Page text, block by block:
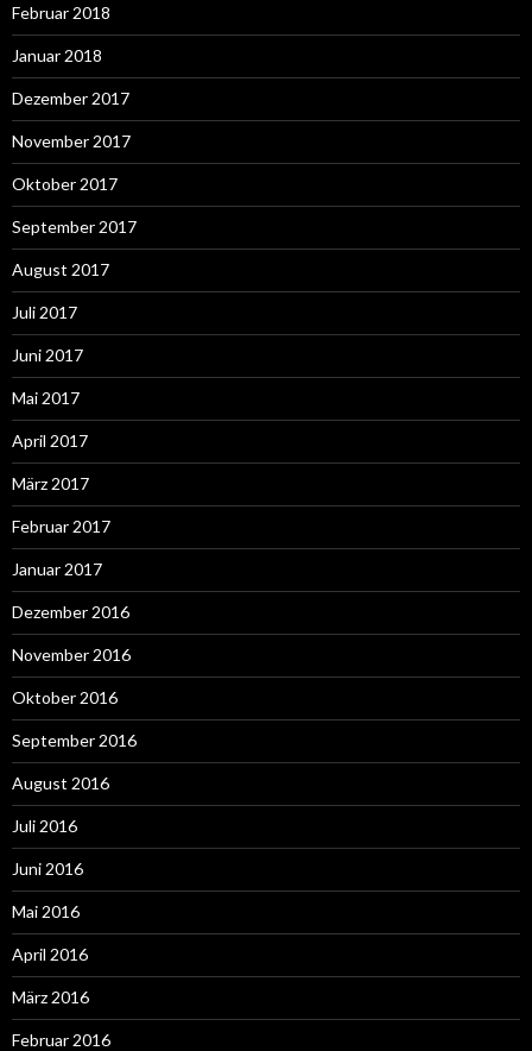
Februar 2018
Januar 2018
Dezember 2017
November 2017
Oktober 2017
September 2017
August 2017
Juli 2017
Juni 2017
Mai 2017
April 2017
März 2017
Februar 2017
Januar 2017
Dezember 2016
November 2016
Oktober 2016
September 2016
August 2016
Juli 2016
Juni 2016
Mai 2016
April 2016
März 2016
Februar 2016